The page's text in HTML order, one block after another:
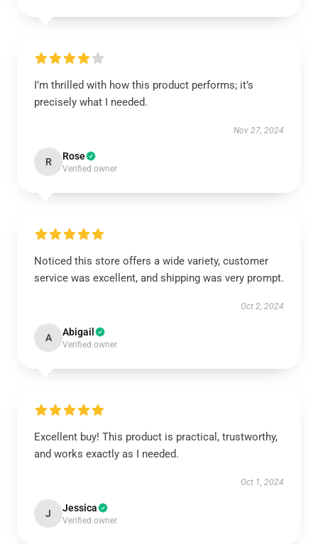
I’m thrilled with how this product performs; it’s
precisely what I needed.
Nov 27, 2024
R Rose
Verified owner
Noticed this store offers a wide variety, customer
service was excellent, and shipping was very prompt.
Oct 2, 2024
A Abigail
Verified owner
Excellent buy! This product is practical, trustworthy,
and works exactly as I needed.
Oct 1, 2024
J Jessica
Verified owner